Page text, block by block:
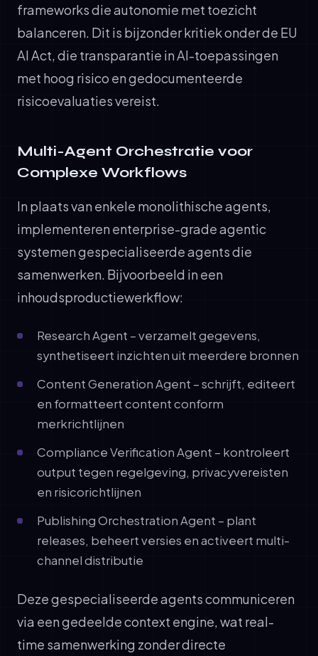
frameworks die autonomie met toezicht
balanceren. Dit is bijzonder kritiek onder de EU
AI Act, die transparantie in AI-toepassingen
met hoog risico en gedocumenteerde
risicoevaluaties vereist.
Multi-Agent Orchestratie voor
Complexe Workflows
In plaats van enkele monolithische agents,
implementeren enterprise-grade agentic
systemen gespecialiseerde agents die
samenwerken. Bijvoorbeeld in een
inhoudsproductiewerkflow:
Research Agent – verzamelt gegevens,
synthetiseert inzichten uit meerdere bronnen
Content Generation Agent – schrijft, editeert
en formatteert content conform
merkrichtlijnen
Compliance Verification Agent – kontroleert
output tegen regelgeving, privacyvereisten
en risicorichtlijnen
Publishing Orchestration Agent – plant
releases, beheert versies en activeert multi-
channel distributie
Deze gespecialiseerde agents communiceren
via een gedeelde context engine, wat real-
time samenwerking zonder directe